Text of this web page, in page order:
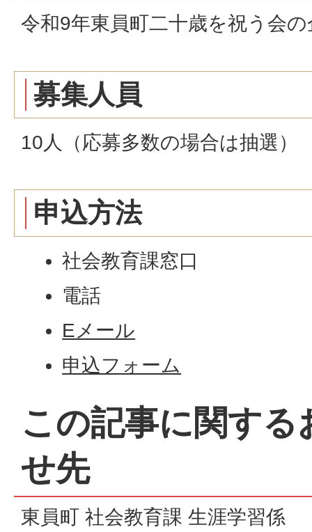
令和9年東員町二十歳を祝う会
募集人員
10人（応募多数の場合は抽選）
申込方法
社会教育課窓口
電話
Eメール
申込フォーム
この記事に関する
せ先
東員町 社会教育課 生涯学習係